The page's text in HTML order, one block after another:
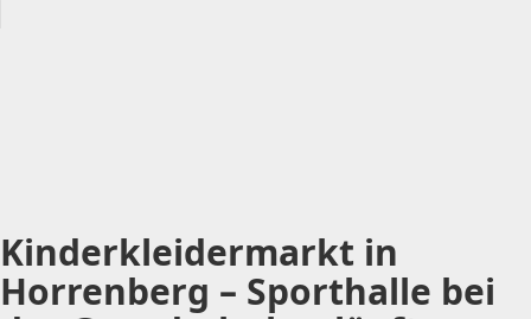
Kinderkleidermarkt in
Horrenberg – Sporthalle bei